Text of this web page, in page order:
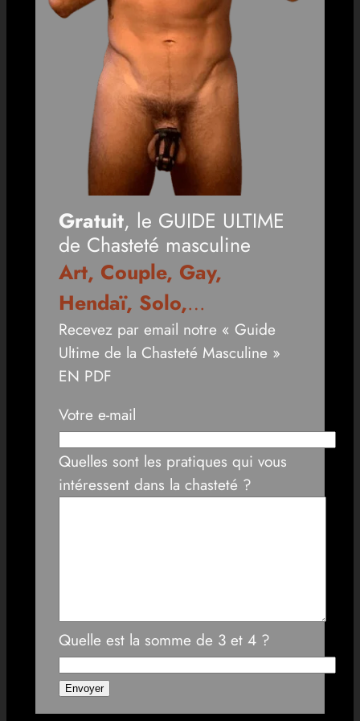
Gratuit, le GUIDE ULTIME
de Chasteté masculine
Art, Couple, Gay,
Hendaï, Solo,…
Recevez par email notre « Guide
Ultime de la Chasteté Masculine »
EN PDF
Votre e-mail
Quelles sont les pratiques qui vous
intéressent dans la chasteté ?
Quelle est la somme de 3 et 4 ?